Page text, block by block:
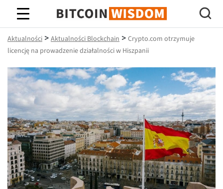
Mądrość Bitcoina
Aktualności > Aktualności Blockchain > Crypto.com otrzymuje
licencję na prowadzenie działalności w Hiszpanii